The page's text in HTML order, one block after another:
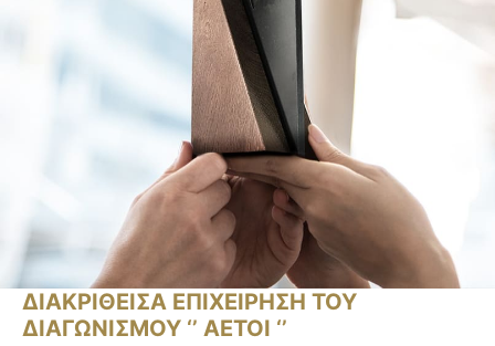
ΔΙΑΚΡΙΘΕΙΣΑ ΕΠΙΧΕΙΡΗΣΗ ΤΟΥ
ΔΙΑΓΩΝΙΣΜΟΥ ‘’ ΑΕΤΟΙ ‘’